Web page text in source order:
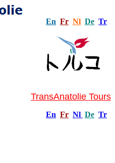
En Fr Nl De Tr
TransAnatolie Tours
En Fr Nl De Tr